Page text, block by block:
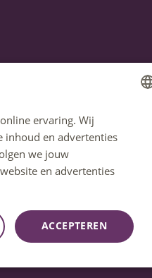
ENGLISH
ervaring. Wij
inhoud en advertenties
we jouw
en advertenties
ACCEPTEREN